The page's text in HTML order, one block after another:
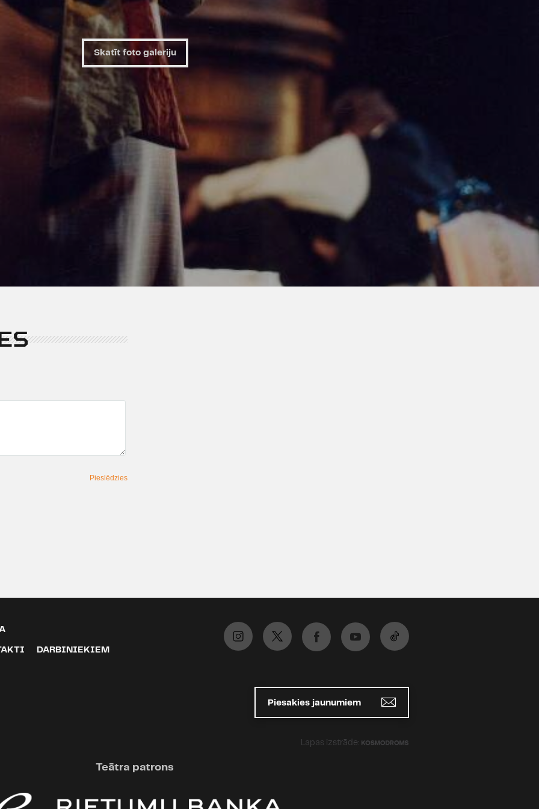
Bet situācija ir gan dramatiska, gan amizanta (kā jau
Ostrovskim, kam drāma bieži vien saplūst ar
komēdiju): kāds nodzēries advokāts Nikolajs ir
iedzīvojies tādos parādos, ka viņam draud cietums.
Glābt var tikai milzīgas summas iegūšana. Savukārt
tajā pašā mājā dzīvo Ludmila, kas šo puisi ir iemīlējusi.
Viņa šo summu varētu iegūt, taču tad viņai būtu
jāpazudina karsti mīlētais tēvs un līdz ar to arī pašai
sevi. Turklāt Nikolajs mīl pavisam citu sievieti. Ko
darīt?
Skatīt foto galeriju
Pieslēdzies
DARBINIEKIEM
Piesakies jaunumiem
Lapas izstrāde:
Teātra patrons